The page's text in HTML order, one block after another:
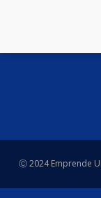
Ⓒ 2024 Emprende